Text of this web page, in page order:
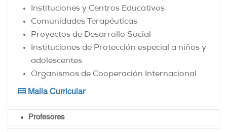
Instituciones y Centros Educativos
Comunidades Terapéuticas
Proyectos de Desarrollo Social
Instituciones de Protección especial a niños y
adolescentes
Organismos de Cooperación Internacional
Malla Curricular
Profesores